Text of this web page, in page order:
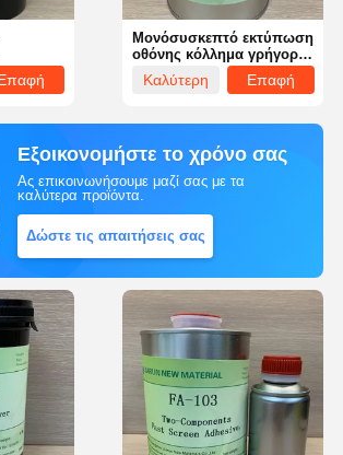
Μονόσυσκεπτό εκτύπωση
οθόνης κόλλημα γρήγορη
ξήρανση ισχυρό για
μεταλλικά πλαίσια
Καλύτερη
Επαφή
Εξοικονομήστε το χρόνο σας
Ας επικοινωνήσουμε μαζί σας με τα
καλύτερα προϊόντα.
Δώστε τις απαιτήσεις σας